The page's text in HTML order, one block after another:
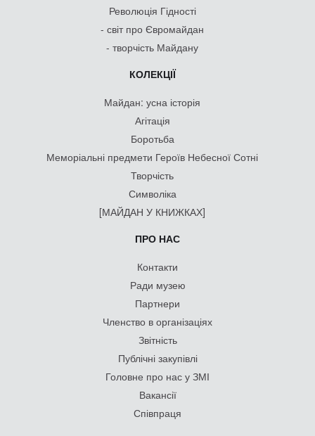
Революція Гідності
- світ про Євромайдан
- творчість Майдану
КОЛЕКЦІЇ
Майдан: усна історія
Агітація
Боротьба
Меморіальні предмети Героїв Небесної Сотні
Творчість
Символіка
[МАЙДАН У КНИЖКАХ]
ПРО НАС
Контакти
Ради музею
Партнери
Членство в організаціях
Звітність
Публічні закупівлі
Головне про нас у ЗМІ
Вакансії
Співпраця